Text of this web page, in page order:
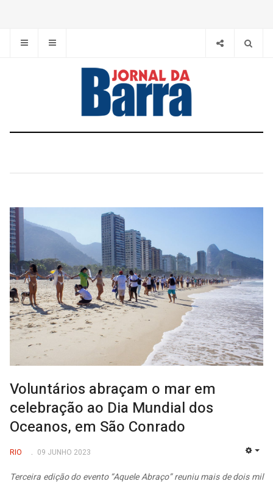
Voluntários abraçam o mar em
celebração ao Dia Mundial dos
Oceanos, em São Conrado
RIO 09 JUNHO 2023
Terceira edição do evento “Aquele Abraço” reuniu mais de dois mil